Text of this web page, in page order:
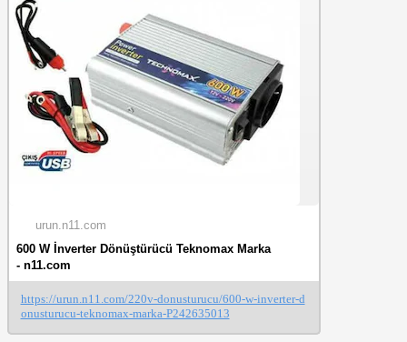
Terminallerine Dikkat Edin:
ve negatif olarak işaretlenmiştir. Yanlış bağlantı,
kısa devreye neden olabilir.
Yalıtımlı Kablolar Kullanın:
Aküden invertöre ve
cihazlarınıza giden kabloların iyi yalıtılmış
olduğundan emin olun.
Havalandırmayı Sağlayın:Aküler, şarj ve deşarj
sırasında gaz yayar. İyi havalandırma, gaz
birikmesini önlemeye yardımcı olur.
Aküyü Aşırı Deşarj Etmeyin:Aküyü %20'nin
altına deşarj etmek, pil ömrüne zarar verebilir.
Önemli Notlar
artırabilirsiniz. Ancak, bunu yalnızca aynı tip ve
Aküye priz bağlamak tehlikelidir ve yapılmamalıdır.
etkinliklerine hazırlanmak için faydalı bir yöntem
olabilir. Yukarıdaki ipuçlarını takip ederek, evinizde
kesintisiz güç sağlayabilirsiniz.
urun.n11.com
600 W İnverter Dönüştürücü Teknomax Marka
- n11.com
https://urun.n11.com/220v-donusturucu/600-w-inverter-d
onusturucu-teknomax-marka-P242635013